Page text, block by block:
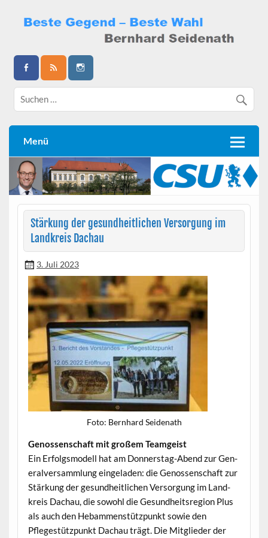
content
Bernhard Seidenath
Menü
Stärkung der gesundheitlichen Versorgung im
Landkreis Dachau
3. Juli 2023
Foto: Bern­hard Seidenath
Genossen­schaft mit großem Teamgeist
Ein Erfol­gsmod­ell hat am Don­ner­stag-Abend zur Gen­
er­alver­samm­lung ein­ge­laden: die Genossen­schaft zur
Stärkung der gesund­heitlichen Ver­sorgung im Land­
kreis Dachau, die sowohl die Gesund­heit­sre­gion Plus
als auch den Hebam­men­stützpunkt sowie den
Pflegestützpunkt Dachau trägt. Die Mit­glieder der